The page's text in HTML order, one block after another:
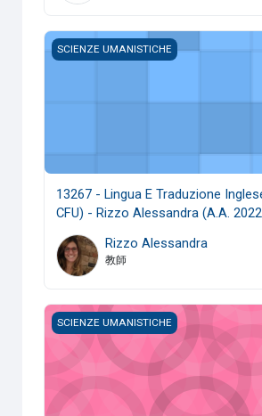
13267 - Lingua E Traduzione
SCIENZE UMANISTICHE
13267 - Lingua E Traduzione
CFU) - Rizzo Alessandra (A.A.
Rizzo Alessandra
教師
13268 - Lingua E Traduzione
SCIENZE UMANISTICHE